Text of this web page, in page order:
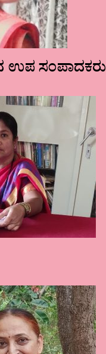
ಉಪ ಸಂಪಾದಕರು